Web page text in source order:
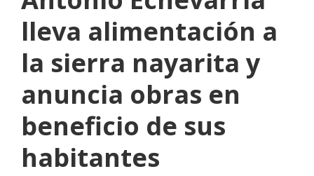
lleva alimentación a
la sierra nayarita y
anuncia obras en
beneficio de sus
habitantes